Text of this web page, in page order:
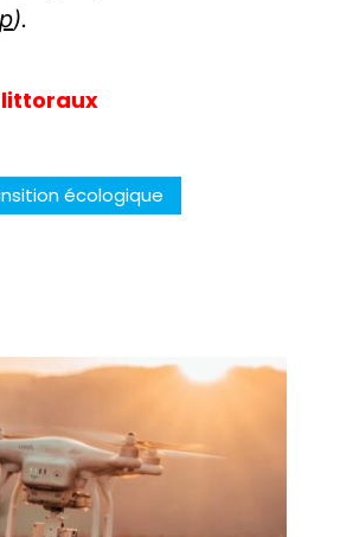
).
littoraux
écologique